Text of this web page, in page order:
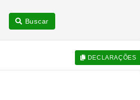
Buscar
DECLARAÇÕES